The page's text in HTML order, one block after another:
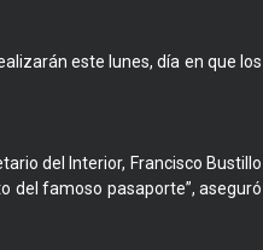
este lunes, día en que los
del Interior, Francisco Bustillo
del famoso pasaporte”, aseguró